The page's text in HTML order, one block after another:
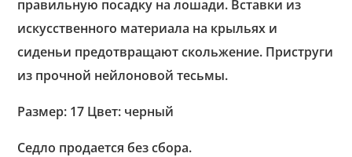
правильную посадку на лошади. Вставки из
искусственного материала на крыльях и
сиденьи предотвращают скольжение. Приструги
из прочной нейлоновой тесьмы.
Размер: 17 Цвет: черный
Седло продается без сбора.